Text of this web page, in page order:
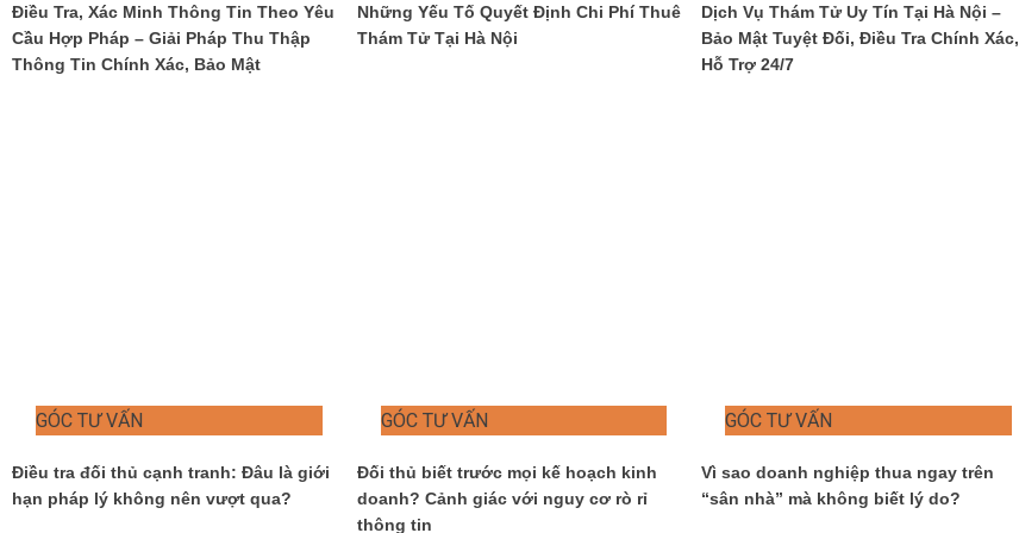
Điều Tra, Xác Minh Thông Tin Theo Yêu
Cầu Hợp Pháp – Giải Pháp Thu Thập
Thông Tin Chính Xác, Bảo Mật
Những Yếu Tố Quyết Định Chi Phí Thuê
Thám Tử Tại Hà Nội
Dịch Vụ Thám Tử Uy Tín Tại Hà Nội –
Bảo Mật Tuyệt Đối, Điều Tra Chính Xác,
Hỗ Trợ 24/7
GÓC TƯ VẤN
Điều tra đối thủ cạnh tranh: Đâu là giới
hạn pháp lý không nên vượt qua?
GÓC TƯ VẤN
Đối thủ biết trước mọi kế hoạch kinh
doanh? Cảnh giác với nguy cơ rò rỉ
thông tin
GÓC TƯ VẤN
Vì sao doanh nghiệp thua ngay trên
“sân nhà” mà không biết lý do?